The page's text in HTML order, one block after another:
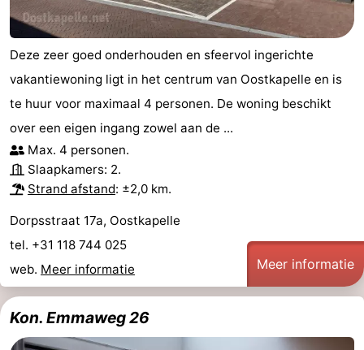
Forum
-
Parkeren
Reisboekenwinkel
Nieuws
Medische
adressen
Regio
Zeeland
Schouwen-
Deze zeer goed onderhouden en sfeervol ingerichte
vakantiewoning ligt in het centrum van Oostkapelle en is
te huur voor maximaal 4 personen. De woning beschikt
over een eigen ingang zowel aan de ...
Max. 4 personen.
Slaapkamers: 2.
Strand afstand: ±2,0 km.
Dorpsstraat 17a, Oostkapelle
tel. +31 118 744 025
web. Meer informatie Meer informatie
Kon. Emmaweg 26